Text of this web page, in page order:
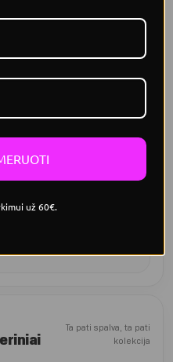
suteikia komfortą ir
nugaroje dėl geresnio
lengvumo.
Ta pati spalva, ta pati
kolekcija
už 60€.